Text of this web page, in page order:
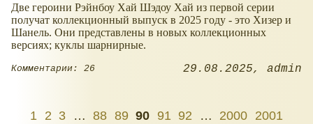
Две героини Рэйнбоу Хай Шэдоу Хай из первой серии
получат коллекционный выпуск в 2025 году - это Хизер и
Шанель. Они представлены в новых коллекционных
версиях; куклы шарнирные.
Комментарии: 26 29.08.2025 admin
1 2 3 … 88 89 90 91 92 … 2000 2001